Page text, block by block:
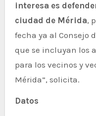
interesa es
ciudad de Mérida,
fecha ya al Consejo
que se incluyan los
para los vecinos y
Mérida”, solicita.
Datos